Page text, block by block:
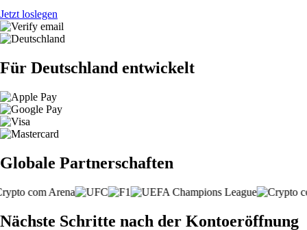
Jetzt loslegen
Für Deutschland entwickelt
Globale Partnerschaften
Nächste Schritte nach der Kontoeröffnung